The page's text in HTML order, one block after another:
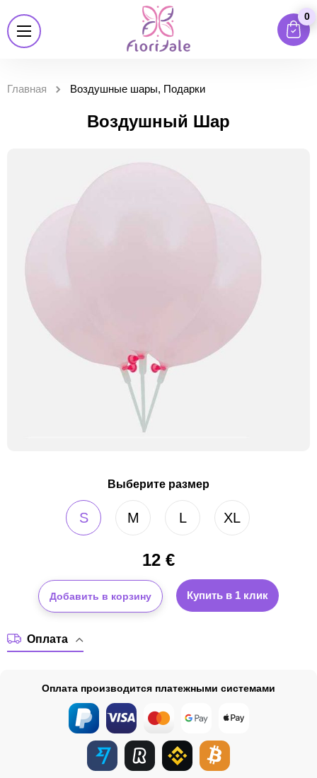
0
Главная Воздушные шары, Подарки
Воздушный Шар
Выберите размер
S M L XL
12 €
Добавить в корзину Купить в 1 клик
Оплата
Оплата производится платежными системами